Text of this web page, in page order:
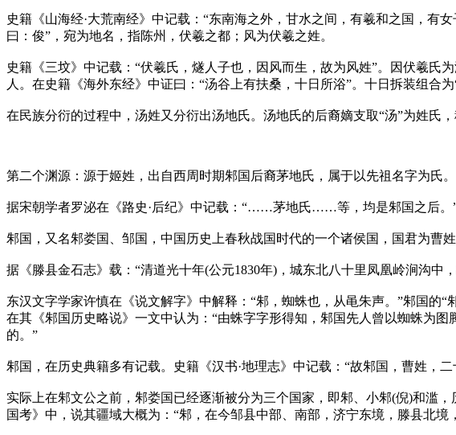
史籍《山海经·大荒南经》中记载：“东南海之外，甘水之间，有羲和之国，有
曰：俊”，宛为地名，指陈州，伏羲之都；风为伏羲之姓。
史籍《三坟》中记载：“伏羲氏，燧人子也，因风而生，故为风姓”。因伏羲氏
人。在史籍《海外东经》中证曰：“汤谷上有扶桑，十日所浴”。十日拆装组合
在民族分衍的过程中，汤姓又分衍出汤地氏。汤地氏的后裔嫡支取“汤”为姓氏
第二个渊源：源于姬姓，出自西周时期邾国后裔茅地氏，属于以先祖名字为氏。
据宋朝学者罗泌在《路史·后纪》中记载：“……茅地氏……等，均是邾国之后。
邾国，又名邾娄国、邹国，中国历史上春秋战国时代的一个诸侯国，国君为曹姓
据《滕县金石志》载：“清道光十年(公元1830年)，城东北八十里凤凰岭涧沟
东汉文字学家许慎在《说文解字》中解释：“邾，蜘蛛也，从黾朱声。”邾国的
在其《邾国历史略说》一文中认为：“由蛛字字形得知，邾国先人曾以蜘蛛为
的。”
邾国，在历史典籍多有记载。史籍《汉书·地理志》中记载：“故邾国，曹姓，
实际上在邾文公之前，邾娄国已经逐渐被分为三个国家，即邾、小邾(倪)和滥
国考》中，说其疆域大概为：“邾，在今邹县中部、南部，济宁东境，滕县北境